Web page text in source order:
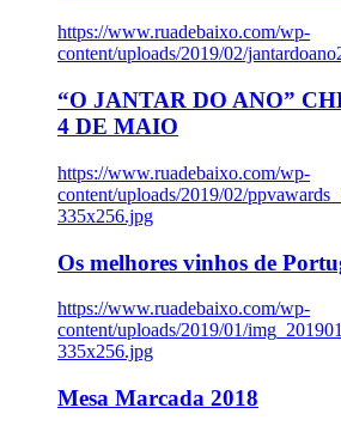
https://www.ruadebaixo.com/wp-
content/uploads/2019/02/
“O JANTAR DO ANO”
4 DE MAIO
https://www.ruadebaixo.com/wp-
content/uploads/2019/02/
335x256.jpg
Os melhores vinhos de
https://www.ruadebaixo.com/wp-
content/uploads/2019/01/
335x256.jpg
Mesa Marcada 2018